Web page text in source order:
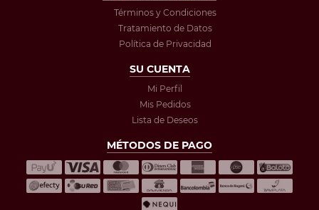
Términos y Condiciones
Tratamiento de Datos
Política de Privacidad
SU CUENTA
Mi Perfil
Mis Pedidos
Lista de Deseos
MÉTODOS DE PAGO